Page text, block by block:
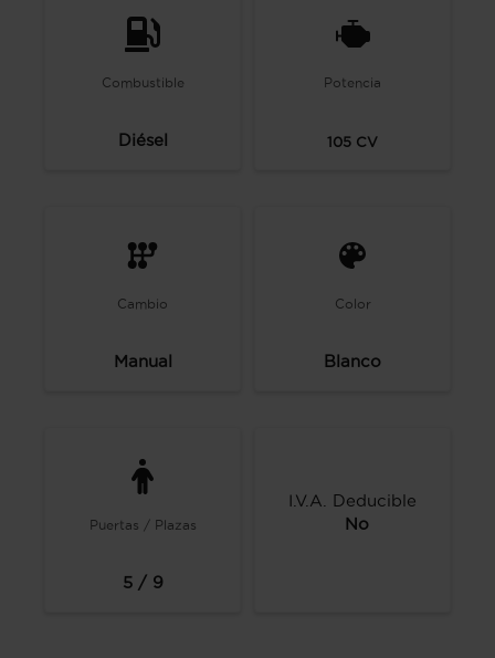
Combustible
Diésel
Potencia
105 CV
Cambio
Manual
Color
Blanco
Puertas / Plazas
5 / 9
I.V.A. Deducible
No